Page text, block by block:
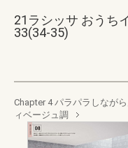
21ラシッサ おうち
33(34-35)
Chapter 4 パラパラしなが
ィベージュ調